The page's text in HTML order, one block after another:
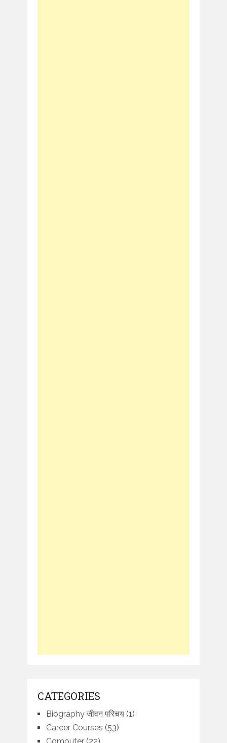
CATEGORIES
Biography जीवन परिचय(1)
Career Courses (53)
Computer(22)